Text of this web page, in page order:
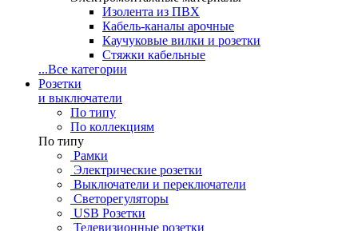
Изолента из ПВХ
Кабель-каналы арочные
Каучуковые вилки и розетки
Стяжки кабельные
...Все категории
Розетки
и выключатели
По типу
По коллекциям
По типу
Рамки
Электрические розетки
Выключатели и переключатели
Светорегуляторы
USB Розетки
Телевизионные розетки